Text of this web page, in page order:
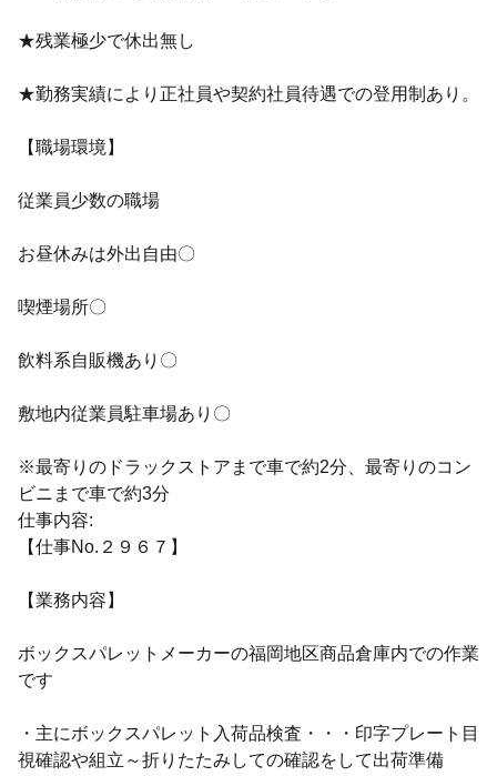
★残業極少で休出無し
★勤務実績により正社員や契約社員待遇での登用制あり。
【職場環境】
従業員少数の職場
お昼休みは外出自由〇
喫煙場所〇
飲料系自販機あり〇
敷地内従業員駐車場あり〇
※最寄りのドラックストアまで車で約2分、最寄りのコン
ビニまで車で約3分
仕事内容:
【仕事No.２９６７】
【業務内容】
ボックスパレットメーカーの福岡地区商品倉庫内での作業
です
・主にボックスパレット入荷品検査・・・印字プレート目
視確認や組立～折りたたみしての確認をして出荷準備